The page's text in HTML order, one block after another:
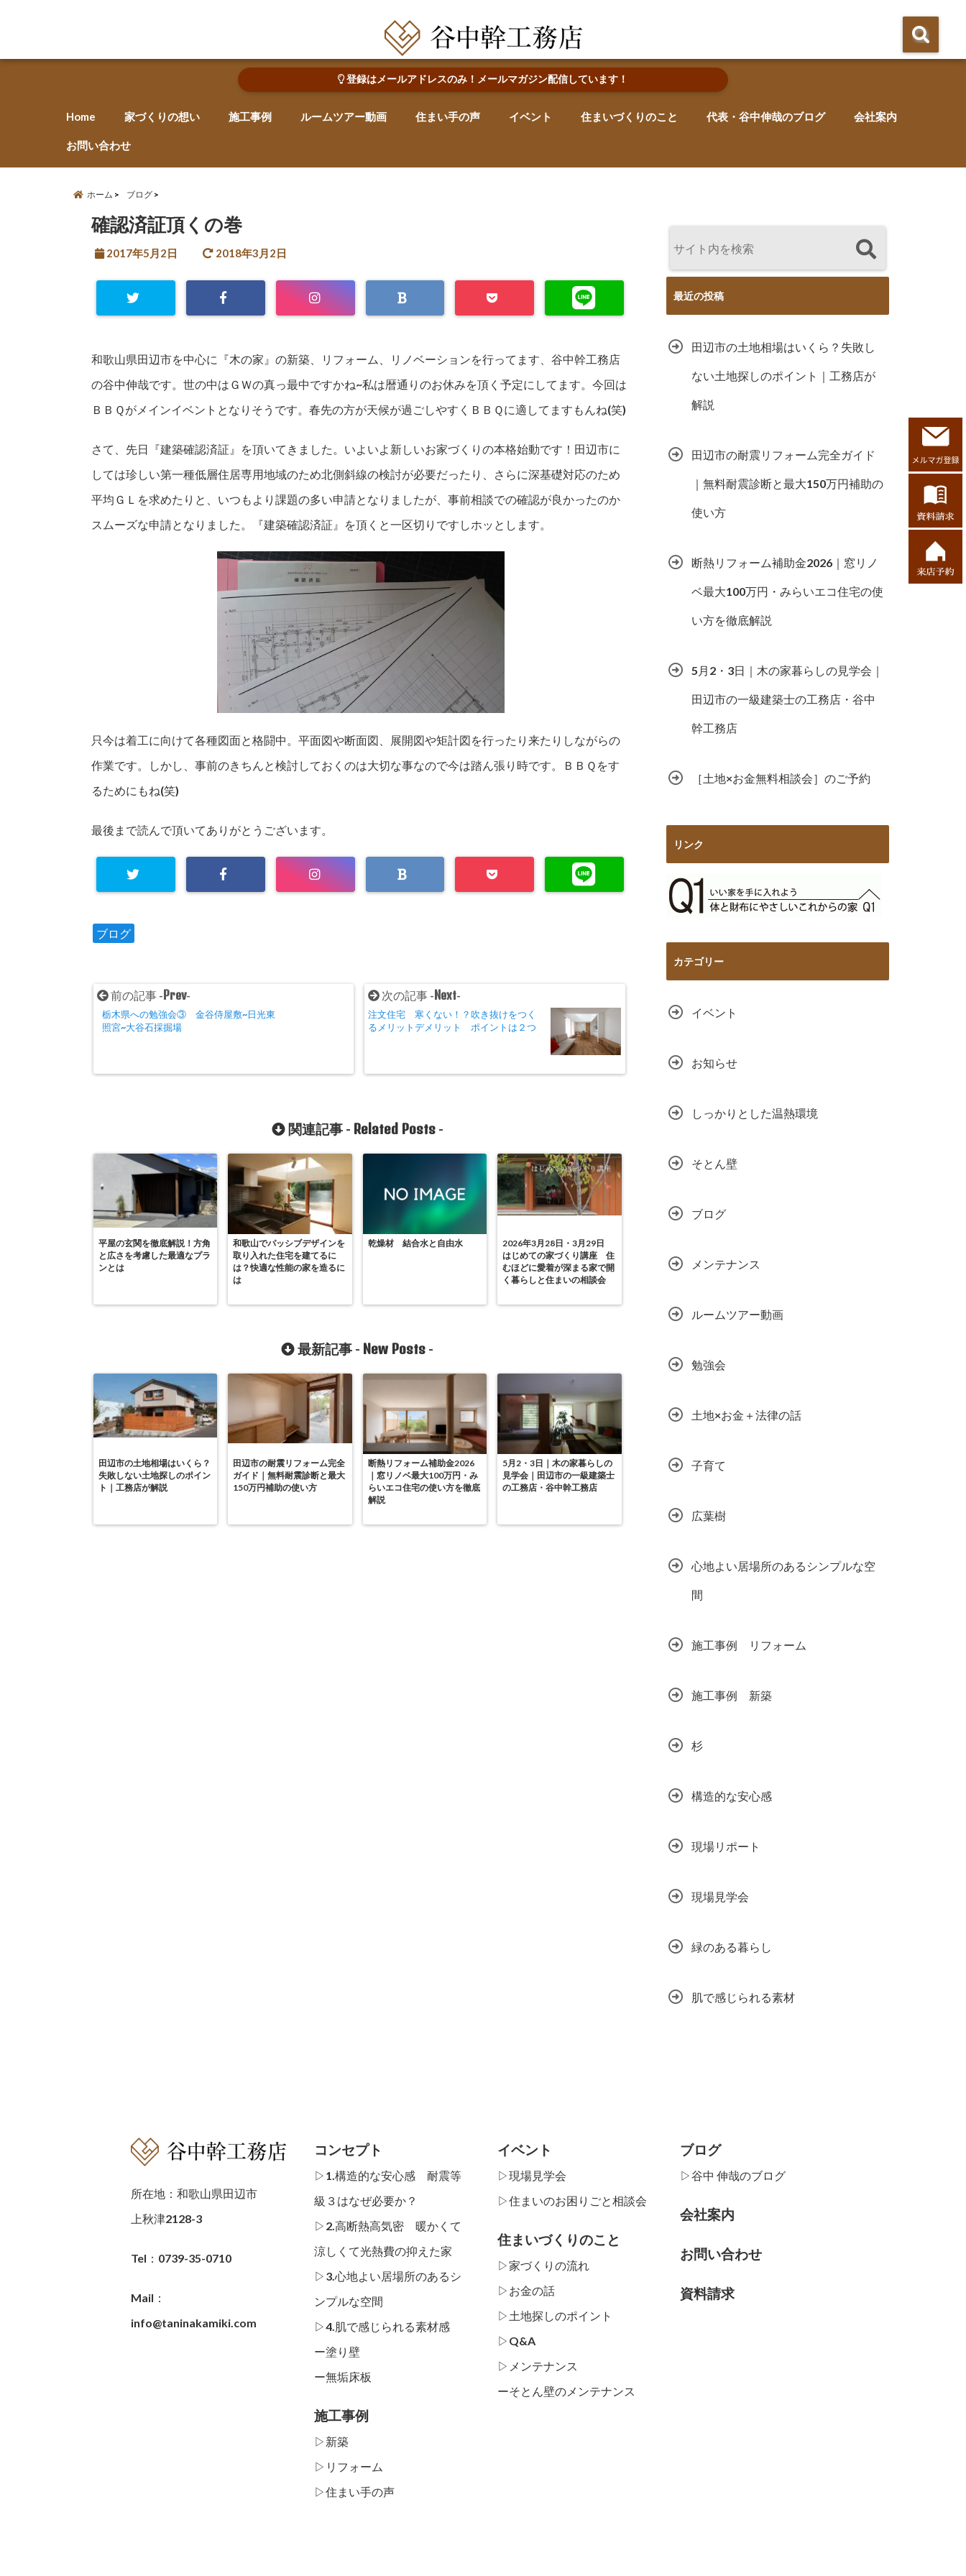
登録はメールアドレスのみ！メールマガジン配信しています！
Home 家づくりの想い 施工事例 ルームツアー動画 住まい手の声 イベント 住まいづくりのこと 代表・谷中伸哉のブログ 会社案内
お問い合わせ
ホーム ブログ
確認済証頂くの巻
2017年5月2日 2018年3月2日
和歌山県田辺市を中心に『木の家』の新築、リフォーム、リノベーションを行ってます、谷中幹工務店
の谷中伸哉です。世の中はＧＷの真っ最中ですかね~私は暦通りのお休みを頂く予定にしてます。今回は
ＢＢＱがメインイベントとなりそうです。春先の方が天候が過ごしやすくＢＢＱに適してますもんね(笑)
さて、先日『建築確認済証』を頂いてきました。いよいよ新しいお家づくりの本格始動です！田辺市に
しては珍しい第一種低層住居専用地域のため北側斜線の検討が必要だったり、さらに深基礎対応のため
平均ＧＬを求めたりと、いつもより課題の多い申請となりましたが、事前相談での確認が良かったのか
スムーズな申請となりました。『建築確認済証』を頂くと一区切りですしホッとします。
只今は着工に向けて各種図面と格闘中。平面図や断面図、展開図や矩計図を行ったり来たりしながらの
作業です。しかし、事前のきちんと検討しておくのは大切な事なので今は踏ん張り時です。ＢＢＱをす
るためにもね(笑)
最後まで読んで頂いてありがとうございます。
ブログ
前の記事 - Prev-
栃木県への勉強会③ 金谷侍屋敷~日光東
照宮~大谷石採掘場
次の記事 - Next-
注文住宅 寒くない！？吹き抜けをつく
るメリットデメリット ポイントは２つ
関連記事 - Related Posts-
平屋の玄関を徹底解説！方角
と広さを考慮した最適なプラ
ンとは
和歌山でパッシブデザインを
取り入れた住宅を建てるに
は？快適な性能の家を造るに
は
乾燥材 結合水と自由水
2026年3月28日・3月29日
はじめての家づくり講座 住
むほどに愛着が深まる家で開
く暮らしと住まいの相談会
最新記事 - New Posts -
田辺市の土地相場はいくら？
失敗しない土地探しのポイン
ト｜工務店が解説
田辺市の耐震リフォーム完全
ガイド｜無料耐震診断と最大
150万円補助の使い方
断熱リフォーム補助金2026
｜窓リノベ最大100万円・み
らいエコ住宅の使い方を徹底
解説
5月2・3日｜木の家暮らしの
見学会｜田辺市の一級建築士
の工務店・谷中幹工務店
最近の投稿
田辺市の土地相場はいくら？失敗し
ない土地探しのポイント｜工務店が
解説
田辺市の耐震リフォーム完全ガイド
｜無料耐震診断と最大150万円補助の
使い方
断熱リフォーム補助金2026｜窓リノ
ベ最大100万円・みらいエコ住宅の使
い方を徹底解説
5月2・3日｜木の家暮らしの見学会｜
田辺市の一級建築士の工務店・谷中
幹工務店
［土地×お金無料相談会］のご予約
リンク
カテゴリー
イベント
お知らせ
しっかりとした温熱環境
そとん壁
ブログ
メンテナンス
ルームツアー動画
勉強会
土地×お金＋法律の話
子育て
広葉樹
心地よい居場所のあるシンプルな空
間
施工事例 リフォーム
施工事例 新築
杉
構造的な安心感
現場リポート
現場見学会
緑のある暮らし
肌で感じられる素材
所在地：和歌山県田辺市
上秋津2128-3
Tel：0739-35-0710
Mail：
info@taninakamiki.com
コンセプト
▷1.構造的な安心感 耐震等
級３はなぜ必要か？
▷2.高断熱高気密 暖かくて
涼しくて光熱費の抑えた家
▷3.心地よい居場所のあるシ
ンプルな空間
▷4.肌で感じられる素材感
ー塗り壁
ー無垢床板
施工事例
▷新築
▷リフォーム
▷住まい手の声
イベント
▷現場見学会
▷住まいのお困りごと相談会
住まいづくりのこと
▷家づくりの流れ
▷お金の話
▷土地探しのポイント
▷Q&A
▷メンテナンス
ーそとん壁のメンテナンス
ブログ
▷谷中 伸哉のブログ
会社案内
お問い合わせ
資料請求